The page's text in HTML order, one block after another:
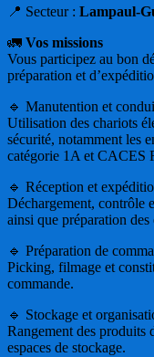
📍 Secteur : Lampaul-
🚛 Vos missions
Vous participez au bon
préparation et
🔹 Manutention et
Utilisation des chariots
sécurité, notamment les
catégorie 1A et CACES
🔹 Réception et
Déchargement, contrôle
ainsi que préparation
🔹 Préparation de
Picking, filmage et
commande.
🔹 Stockage et
Rangement des produits
espaces de stockage.